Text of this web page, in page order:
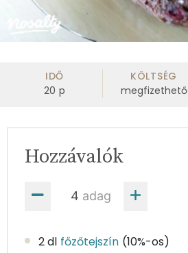
IDŐ
20 p
KÖLTSÉG
megfizethető
adag
Hozzávalók
2 dl főzőtejszín (10%-os)